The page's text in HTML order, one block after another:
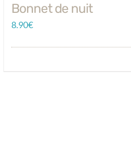
Bonnet de nuit
8.90€